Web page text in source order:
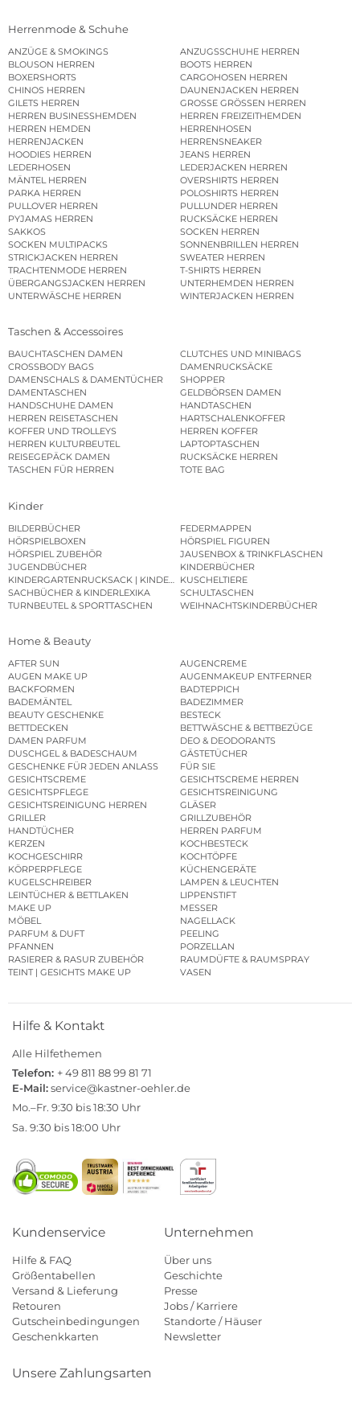
Herrenmode & Schuhe
ANZÜGE & SMOKINGS
ANZUGSSCHUHE HERREN
BLOUSON HERREN
BOOTS HERREN
BOXERSHORTS
CARGOHOSEN HERREN
CHINOS HERREN
DAUNENJACKEN HERREN
GILETS HERREN
GROSSE GRÖSSEN HERREN
HERREN BUSINESSHEMDEN
HERREN FREIZEITHEMDEN
HERREN HEMDEN
HERRENHOSEN
HERRENJACKEN
HERRENSNEAKER
HOODIES HERREN
JEANS HERREN
LEDERHOSEN
LEDERJACKEN HERREN
MÄNTEL HERREN
OVERSHIRTS HERREN
PARKA HERREN
POLOSHIRTS HERREN
PULLOVER HERREN
PULLUNDER HERREN
PYJAMAS HERREN
RUCKSÄCKE HERREN
SAKKOS
SOCKEN HERREN
SOCKEN MULTIPACKS
SONNENBRILLEN HERREN
STRICKJACKEN HERREN
SWEATER HERREN
TRACHTENMODE HERREN
T-SHIRTS HERREN
ÜBERGANGSJACKEN HERREN
UNTERHEMDEN HERREN
UNTERWÄSCHE HERREN
WINTERJACKEN HERREN
Taschen & Accessoires
BAUCHTASCHEN DAMEN
CLUTCHES UND MINIBAGS
CROSSBODY BAGS
DAMENRUCKSÄCKE
DAMENSCHALS & DAMENTÜCHER
SHOPPER
DAMENTASCHEN
GELDBÖRSEN DAMEN
HANDSCHUHE DAMEN
HANDTASCHEN
HERREN REISETASCHEN
HARTSCHALENKOFFER
KOFFER UND TROLLEYS
HERREN KOFFER
HERREN KULTURBEUTEL
LAPTOPTASCHEN
REISEGEPÄCK DAMEN
RUCKSÄCKE HERREN
TASCHEN FÜR HERREN
TOTE BAG
Kinder
BILDERBÜCHER
FEDERMAPPEN
HÖRSPIELBOXEN
HÖRSPIEL FIGUREN
HÖRSPIEL ZUBEHÖR
JAUSENBOX & TRINKFLASCHEN
JUGENDBÜCHER
KINDERBÜCHER
KINDERGARTENRUCKSACK | KINDERGARTENBEUTEL
KUSCHELTIERE
SACHBÜCHER & KINDERLEXIKA
SCHULTASCHEN
TURNBEUTEL & SPORTTASCHEN
WEIHNACHTSKINDERBÜCHER
Home & Beauty
AFTER SUN
AUGENCREME
AUGEN MAKE UP
AUGENMAKEUP ENTFERNER
BACKFORMEN
BADTEPPICH
BADEMÄNTEL
BADEZIMMER
BEAUTY GESCHENKE
BESTECK
BETTDECKEN
BETTWÄSCHE & BETTBEZÜGE
DAMEN PARFUM
DEO & DEODORANTS
DUSCHGEL & BADESCHAUM
GÄSTETÜCHER
GESCHENKE FÜR JEDEN ANLASS
FÜR SIE
GESICHTSCREME
GESICHTSCREME HERREN
GESICHTSPFLEGE
GESICHTSREINIGUNG
GESICHTSREINIGUNG HERREN
GLÄSER
GRILLER
GRILLZUBEHÖR
HANDTÜCHER
HERREN PARFUM
KERZEN
KOCHBESTECK
KOCHGESCHIRR
KOCHTÖPFE
KÖRPERPFLEGE
KÜCHENGERÄTE
KUGELSCHREIBER
LAMPEN & LEUCHTEN
LEINTÜCHER & BETTLAKEN
LIPPENSTIFT
MAKE UP
MESSER
MÖBEL
NAGELLACK
PARFUM & DUFT
PEELING
PFANNEN
PORZELLAN
RASIERER & RASUR ZUBEHÖR
RAUMDÜFTE & RAUMSPRAY
TEINT | GESICHTS MAKE UP
VASEN
Hilfe & Kontakt
Alle Hilfethemen
Telefon: + 49 811 88 99 81 71
E-Mail:service@kastner-oehler.de
Mo.–Fr. 9:30 bis 18:30 Uhr
Sa. 9:30 bis 18:00 Uhr
Kundenservice
Hilfe & FAQ
Größentabellen
Versand & Lieferung
Retouren
Gutscheinbedingungen
Geschenkkarten
Unternehmen
Über uns
Geschichte
Presse
Jobs / Karriere
Standorte / Häuser
Newsletter
Unsere Zahlungsarten